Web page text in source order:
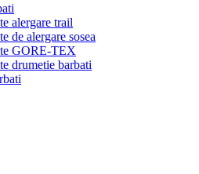
alergare trail
de alergare sosea
GORE-TEX
drumetie barbati